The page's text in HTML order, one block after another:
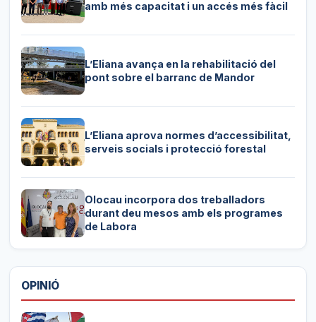
amb més capacitat i un accés més fàcil
L’Eliana avança en la rehabilitació del
pont sobre el barranc de Mandor
L’Eliana aprova normes d’accessibilitat,
serveis socials i protecció forestal
Olocau incorpora dos treballadors
durant deu mesos amb els programes
de Labora
OPINIÓ